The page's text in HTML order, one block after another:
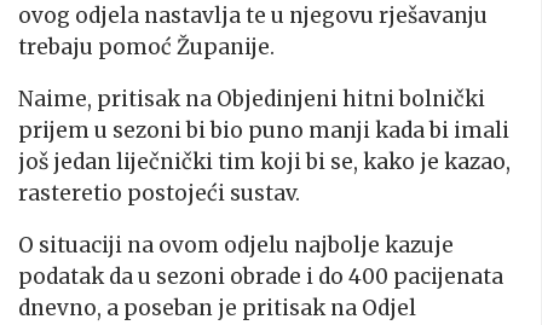
ovog odjela nastavlja te u njegovu rješavanju
trebaju pomoć Županije.
Naime, pritisak na Objedinjeni hitni bolnički
prijem u sezoni bi bio puno manji kada bi imali
još jedan liječnički tim koji bi se, kako je kazao,
rasteretio postojeći sustav.
O situaciji na ovom odjelu najbolje kazuje
podatak da u sezoni obrade i do 400 pacijenata
dnevno, a poseban je pritisak na Odjel